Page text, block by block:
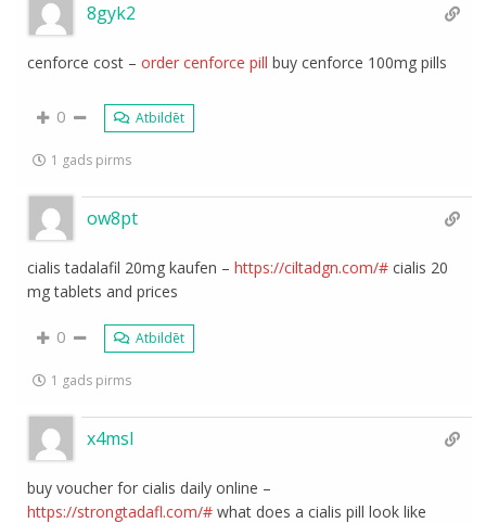
8gyk2
cenforce cost –order cenforce pill buy cenforce 100mg pills
0 Atbildēt
1 gads pirms
ow8pt
cialis tadalafil 20mg kaufen –https://ciltadgn.com/# cialis 20
mg tablets and prices
0 Atbildēt
1 gads pirms
x4msl
buy voucher for cialis daily online –
https://strongtadafl.com/# what does a cialis pill look like